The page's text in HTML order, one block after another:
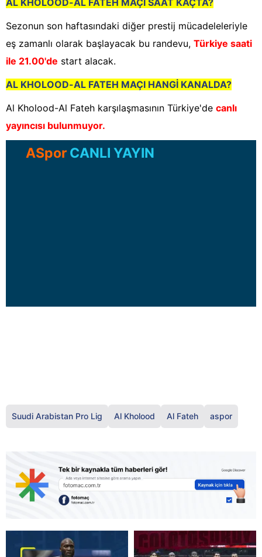
AL KHOLOOD-AL FATEH MAÇI SAAT KAÇTA?
Sezonun son haftasındaki diğer prestij mücadeleleriyle
eş zamanlı olarak başlayacak bu randevu, Türkiye saati
ile 21.00'de start alacak.
AL KHOLOOD-AL FATEH MAÇI HANGİ KANALDA?
Al Kholood-Al Fateh karşılaşmasının Türkiye'de canlı
yayıncısı bulunmuyor.
ASpor CANLI YAYIN
Suudi Arabistan Pro Lig Al Kholood Al Fateh aspor